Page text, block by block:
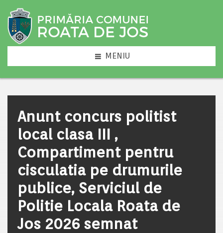
MENIU
Anunt concurs politist
local clasa III ,
Compartiment pentru
cisculatia pe drumurile
publice, Serviciul de
Politie Locala Roata de
Jos 2026 semnat